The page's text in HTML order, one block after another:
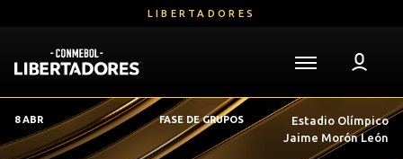
conteúdo
principal
LIBERTADORES
Libertadores
Mega
Navigation
8 ABR FASE DE GRUPOS
Estadio Olímpico
Jaime Morón León